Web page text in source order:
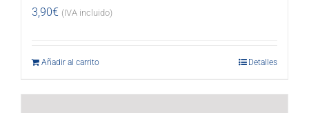
3,90€ (IVA incluido)
Añadir al carrito Detalles